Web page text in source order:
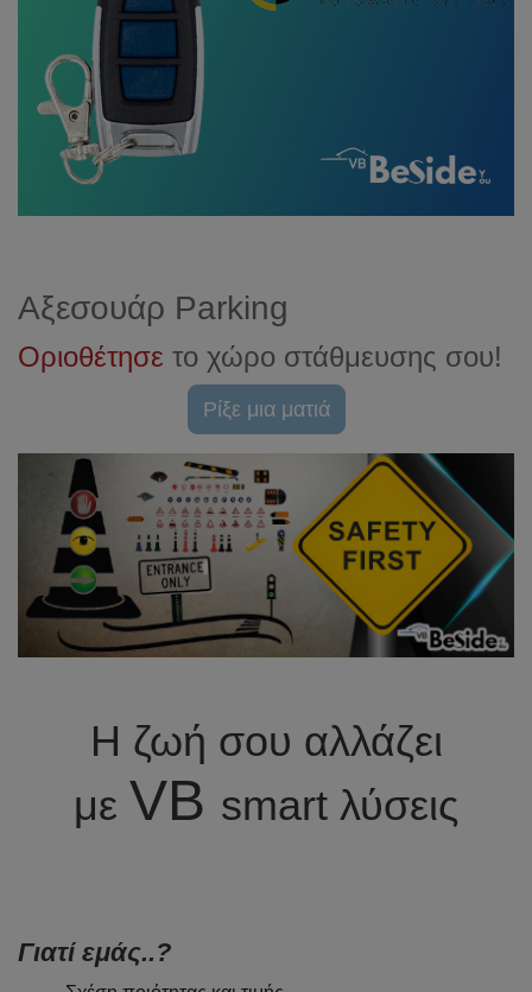
Αξεσουάρ Parking
Οριοθέτησε το χώρο στάθμευσης σου!
Ρίξε μια ματιά
Η ζωή σου αλλάζει
με VB smart λύσεις
Γιατί εμάς..?